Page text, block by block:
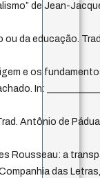
de Jean-
ou da educação.
e os
In:
Antônio de
Rousseau: a
das